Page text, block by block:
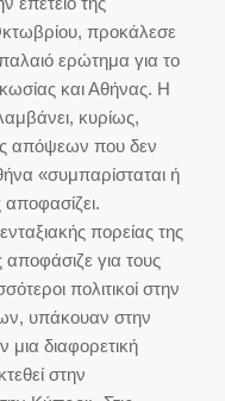
προκάλεσε
ερώτημα για το
και Αθήνας. Η
κυρίως,
απόψεων που δεν
«συμπαρίσταται ή
πορείας της
για τους
πολιτικοί στην
υπάκουαν στην
μια διαφορετική
στην